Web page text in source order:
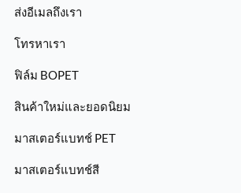
ส่งอีเมลถึงเรา
โทรหาเรา
ฟิล์ม BOPET
สินค้าใหม่และยอดนิยม
มาสเตอร์แบทช์ PET
มาสเตอร์แบทช์สี